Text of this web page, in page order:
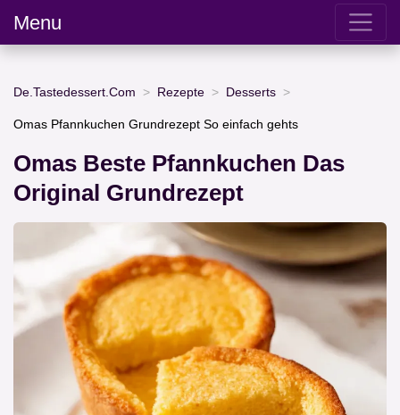
Menu
De.Tastedessert.Com Rezepte Desserts
Omas Pfannkuchen Grundrezept So einfach gehts
Omas Beste Pfannkuchen Das
Original Grundrezept